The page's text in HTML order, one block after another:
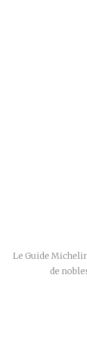
Le Guide
de